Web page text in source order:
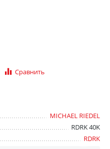
Сравнить
MICHAEL RIEDEL
RDRK 40K
RDRK